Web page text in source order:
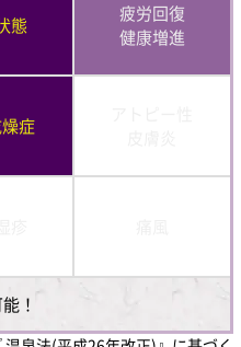
態
疲労回復
健康増進
症
！